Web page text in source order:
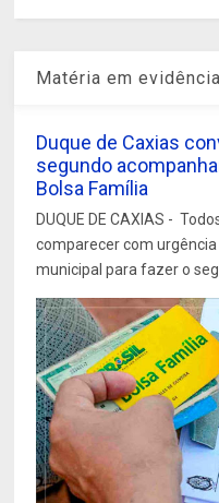
Matéria em evidência
Duque de Caxias
segundo
Bolsa Família
DUQUE DE CAXIAS -
comparecer com
municipal para fazer o